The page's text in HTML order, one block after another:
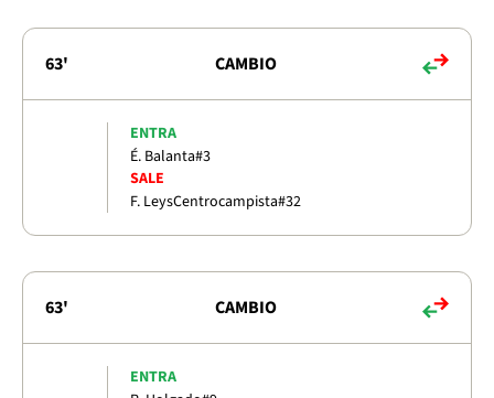
63' CAMBIO
ENTRA
É. Balanta#3
SALE
F. LeysCentrocampista#32
63' CAMBIO
ENTRA